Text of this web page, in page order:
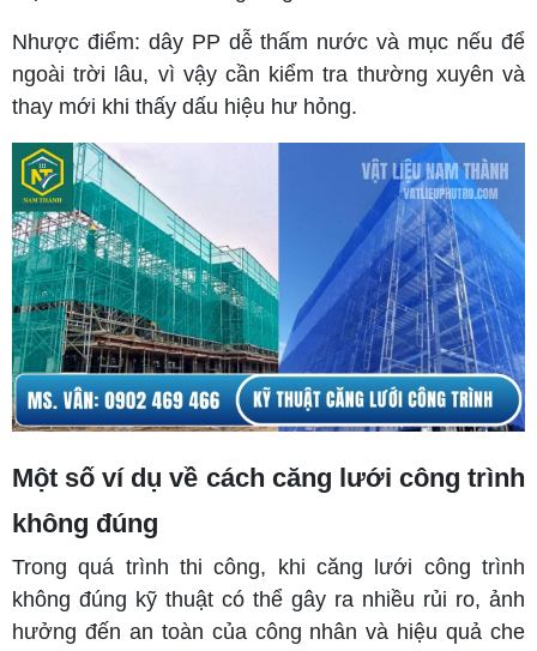
Nhược điểm: dây PP dễ thấm nước và mục nếu để
ngoài trời lâu, vì vậy cần kiểm tra thường xuyên và
thay mới khi thấy dấu hiệu hư hỏng.
Một số ví dụ về cách căng lưới công trình
không đúng
Trong quá trình thi công, khi căng lưới công trình
không đúng kỹ thuật có thể gây ra nhiều rủi ro, ảnh
hưởng đến an toàn của công nhân và hiệu quả che